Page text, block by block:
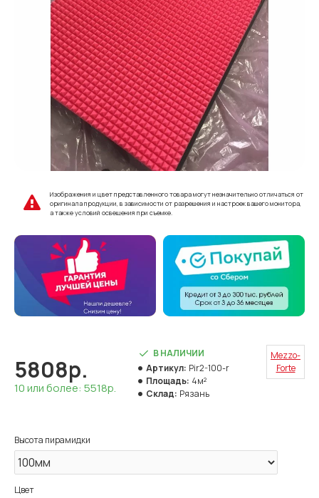
Изображения и цвет представленного товара могут незначительно отличаться от
оригинала продукции, в зависимости от разрешения и настроек вашего монитора,
а также условий освещения при съемке.
5808р.
10 или более: 5518р.
В НАЛИЧИИ
Артикул: Pir2-100-r
Площадь: 4м²
Склад: Рязань
Mezzo-
Forte
Высота пирамидки
Цвет